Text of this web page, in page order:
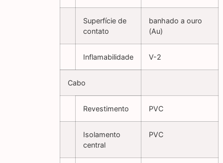
Superfície de
contato
banhado a ouro
(Au)
Inflamabilidade V-2
Cabo
Revestimento PVC
Isolamento
central
PVC